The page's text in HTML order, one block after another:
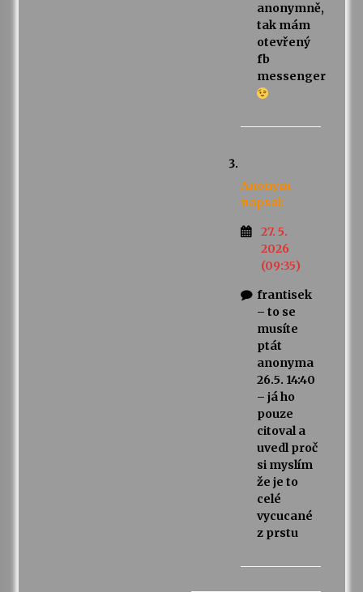
anonymně,
tak mám
otevřený
fb
messenger
Anonym
napsal:
27. 5.
2026
(09:35)
frantisek
– to se
musíte
ptát
anonyma
26.5. 14:40
– já ho
pouze
citoval a
uvedl proč
si myslím
že je to
celé
vycucané
z prstu